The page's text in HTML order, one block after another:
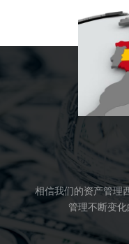
相信我们的资产管理
管理不断变化